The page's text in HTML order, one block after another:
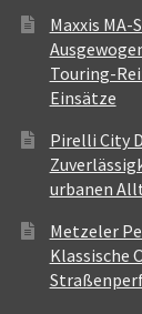
Maxxis MA-
Touring-
Einsätze
Pirelli City
urbanen
Metzeler
Klassische